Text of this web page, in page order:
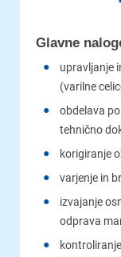
Glavne
upravljanje
(varilne
obdelava
tehnično
korigiranje
varjenje in
izvajanje
odprava